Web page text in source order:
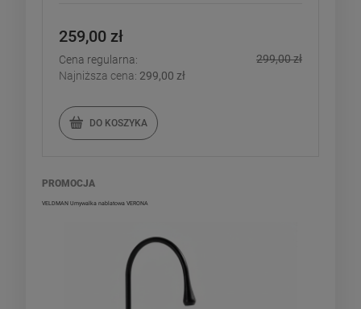
259,00 zł
Cena regularna:
299,00 zł
Najniższa cena: 299,00 zł
DO KOSZYKA
VELDMAN Umywalka nablatowa VERONA
PROMOCJA